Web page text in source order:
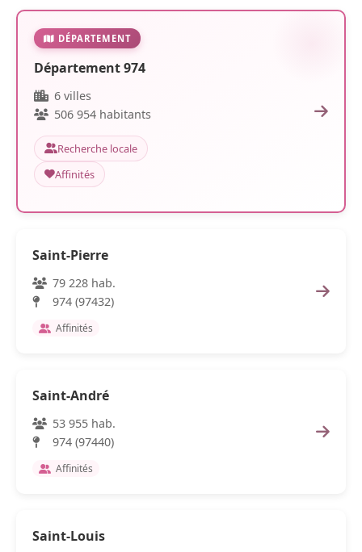
DÉPARTEMENT
Département 974
6 villes
506 954 habitants
Recherche locale
Affinités
Saint-Pierre
79 228 hab.
974 (97432)
Affinités
Saint-André
53 955 hab.
974 (97440)
Affinités
Saint-Louis